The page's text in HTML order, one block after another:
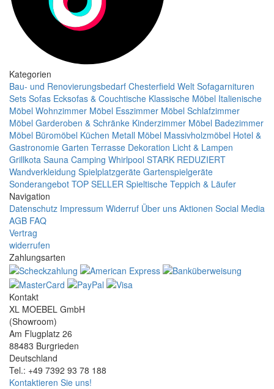
Kategorien
Bau- und Renovierungsbedarf Chesterfield Welt Sofagarnituren
Sets Sofas Ecksofas & Couchtische Klassische Möbel Italienische
Möbel Wohnzimmer Möbel Esszimmer Möbel Schlafzimmer
Möbel Garderoben & Schränke Kinderzimmer Möbel Badezimmer
Möbel Büromöbel Küchen Metall Möbel Massivholzmöbel Hotel &
Gastronomie Garten Terrasse Dekoration Licht & Lampen
Grillkota Sauna Camping Whirlpool STARK REDUZIERT
Wandverkleidung Spielplatzgeräte Gartenspielgeräte
Sonderangebot TOP SELLER Spieltische Teppich & Läufer
Navigation
Datenschutz Impressum Widerruf Über uns Aktionen Social Media
AGB FAQ
Vertrag
widerrufen
Zahlungsarten
Kontakt
XL MOEBEL GmbH
(Showroom)
Am Flugplatz 26
88483 Burgrieden
Deutschland
Tel.: +49 7392 93 78 188
Kontaktieren Sie uns!